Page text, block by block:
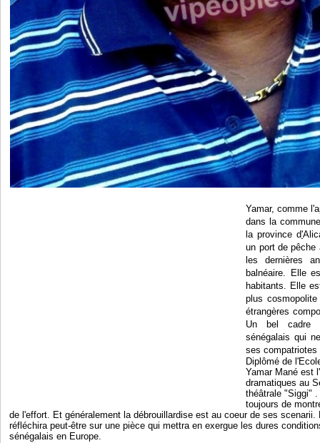
Yamar, comme
dans la
la province d'
un port de pêche
les dernières
balnéaire. Elle
habitants. Elle
plus
étrangères
Un bel cadre
sénégalais qui
ses
Diplômé de
Yamar Mané est
dramatiques au
théâtrale "Siggi"
toujours de
de l'effort. Et généralement la débrouillardise est au coeur de ses
réfléchira peut-être sur une pièce qui mettra en exergue les dures
sénégalais en Europe.